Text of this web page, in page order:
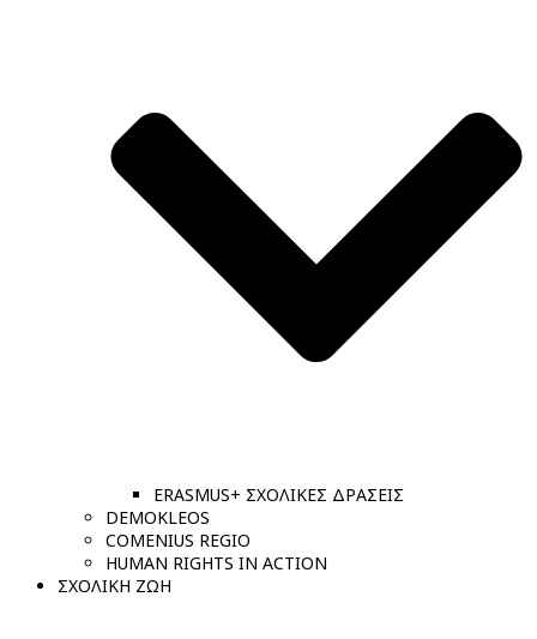
ERASMUS+ ΣΧΟΛΙΚΕΣ ΔΡΑΣΕΙΣ
DEMOKLEOS
COMENIUS REGIO
HUMAN RIGHTS IN ACTION
ΣΧΟΛΙΚΗ ΖΩΗ